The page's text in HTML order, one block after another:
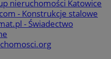
nieruchomości Katowice
- Konstrukcje stalowe
- Świadectwo